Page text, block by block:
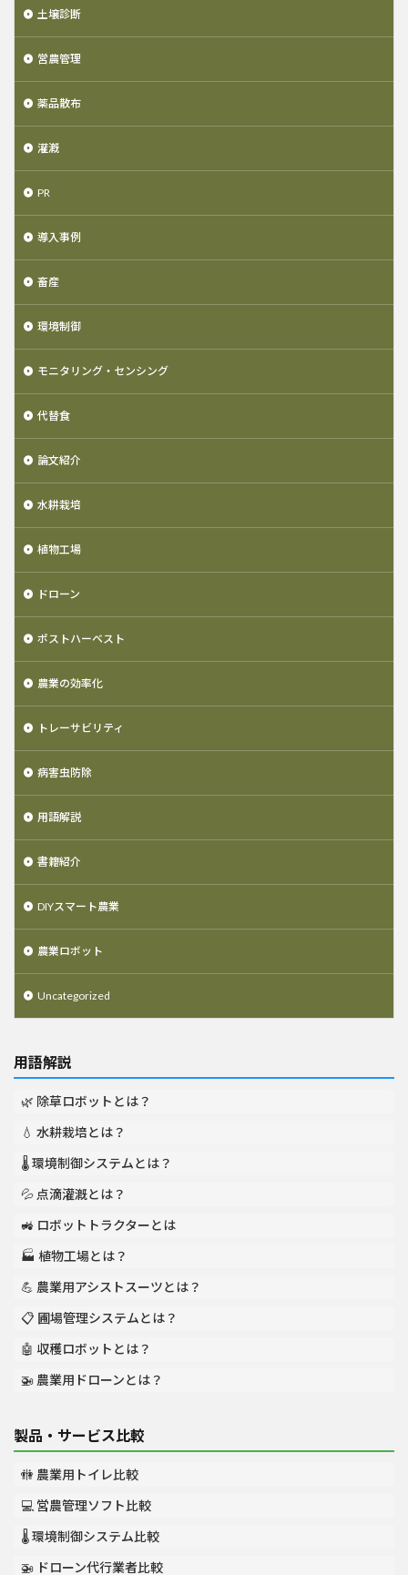
土壌診断
営農管理
薬品散布
灌漑
PR
導入事例
畜産
環境制御
モニタリング・センシング
代替食
論文紹介
水耕栽培
植物工場
ドローン
ポストハーベスト
農業の効率化
トレーサビリティ
病害虫防除
用語解説
書籍紹介
DIYスマート農業
農業ロボット
Uncategorized
用語解説
🌿 除草ロボットとは？
💧 水耕栽培とは？
🌡️ 環境制御システムとは？
💦 点滴灌漑とは？
🚜 ロボットトラクターとは
🏭 植物工場とは？
💪 農業用アシストスーツとは？
📋 圃場管理システムとは？
🤖 収穫ロボットとは？
🚁 農業用ドローンとは？
製品・サービス比較
🚻 農業用トイレ比較
💻 営農管理ソフト比較
🌡️ 環境制御システム比較
🚁 ドローン代行業者比較